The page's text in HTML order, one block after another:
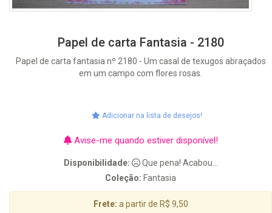
Papel de carta Fantasia - 2180
Papel de carta fantasia nº 2180 - Um casal de texugos abraçados
em um campo com flores rosas.
Adicionar na lista de desejos!
Avise-me quando estiver disponível!
Disponibilidade:
Que pena! Acabou...
Coleção: Fantasia
Frete: a partir de R$ 9,50